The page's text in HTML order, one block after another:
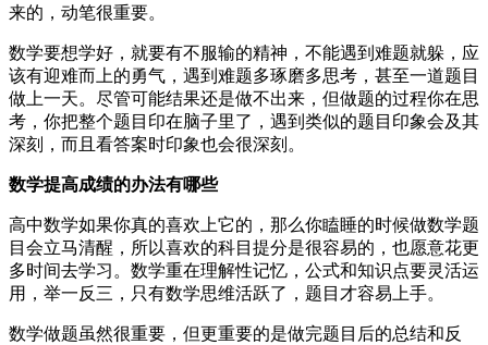
来的，动笔很重要。
数学要想学好，就要有不服输的精神，不能遇到难题就躲，应
该有迎难而上的勇气，遇到难题多琢磨多思考，甚至一道题目
做上一天。尽管可能结果还是做不出来，但做题的过程你在思
考，你把整个题目印在脑子里了，遇到类似的题目印象会及其
深刻，而且看答案时印象也会很深刻。
数学提高成绩的办法有哪些
高中数学如果你真的喜欢上它的，那么你瞌睡的时候做数学题
目会立马清醒，所以喜欢的科目提分是很容易的，也愿意花更
多时间去学习。数学重在理解性记忆，公式和知识点要灵活运
用，举一反三，只有数学思维活跃了，题目才容易上手。
数学做题虽然很重要，但更重要的是做完题目后的总结和反